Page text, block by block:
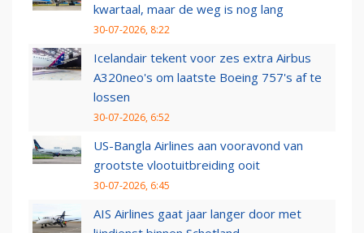
kwartaal, maar de weg is nog lang
30-07-2026, 8:22
Icelandair tekent voor zes extra Airbus
A320neo's om laatste Boeing 757's af te
lossen
30-07-2026, 6:52
US-Bangla Airlines aan vooravond van
grootste vlootuitbreiding ooit
30-07-2026, 6:45
AIS Airlines gaat jaar langer door met